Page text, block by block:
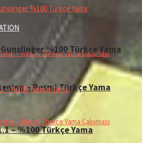
– Resmi Türkçe Yama
%100 Türkçe Yama
– %100 Türkçe Yama